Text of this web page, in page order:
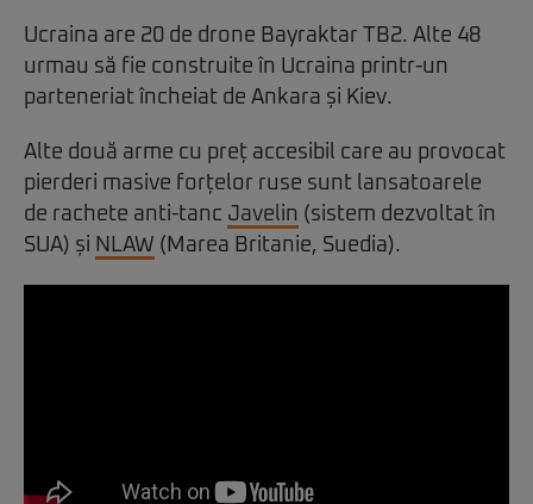
Ucraina are 20 de drone Bayraktar TB2. Alte 48
urmau să fie construite în Ucraina printr-un
parteneriat încheiat de Ankara și Kiev.
Alte două arme cu preț accesibil care au provocat
pierderi masive forțelor ruse sunt lansatoarele
de rachete anti-tanc Javelin (sistem dezvoltat în
SUA) și NLAW (Marea Britanie, Suedia).